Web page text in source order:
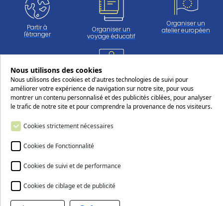
Partir à
l'étranger
Organiser un
voyage éducatif
Organiser un
atelier européen
Travailler
au CERS
Suivez-nous sur les réseaux sociaux
Nous contacter
Nous utilisons des cookies
Nous utilisons des cookies et d'autres technologies de suivi pour
améliorer votre expérience de navigation sur notre site, pour vous
montrer un contenu personnalisé et des publicités ciblées, pour analyser
le trafic de notre site et pour comprendre la provenance de nos visiteurs.
Cookies strictement nécessaires
Cookies de Fonctionnalité
Cookies de suivi et de performance
Cookies de ciblage et de publicité